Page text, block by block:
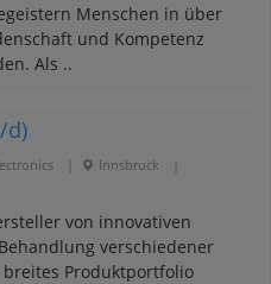
Menschen in über
und Kompetenz
Als ..
d)
Innsbruck
von innovativen
verschiedener
Produktportfolio